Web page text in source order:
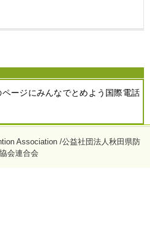
ージにみんなでとめよう国際電話
Association /公益社団法人秋田県防
会連合会